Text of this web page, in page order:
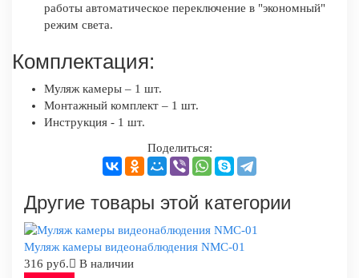
работы автоматическое переключение в "экономный"
режим света.
Комплектация:
Муляж камеры – 1 шт.
Монтажный комплект – 1 шт.
Инструкция - 1 шт.
Поделиться:
Другие товары этой категории
Муляж камеры видеонаблюдения NMC-01
316 руб.
В наличии